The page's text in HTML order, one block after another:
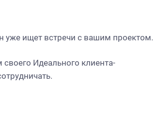
уже ищет встречи с вашим проектом.
Идеального клиента-